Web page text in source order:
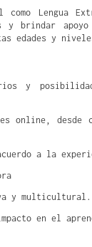
como Lengua
brindar apoyo
edades y
y
online, desde
a la
y multicultural.
en el